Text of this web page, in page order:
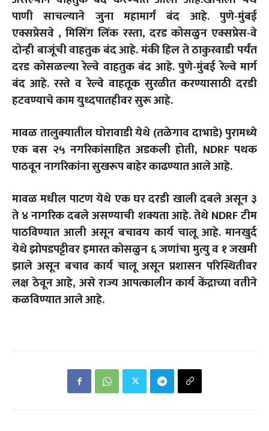
पाणी साचल्याने जुना महामार्ग बंद आहे. पुणे-मुंबई
एक्सप्रेसवे , मिसिंग लिंक रस्ता, दरड कोसळुन एक्सप्रेस-वे
दोन्ही बाजूंची वाहतुक बंद आहे. मंकी हिल ते ठाकुरवाडी पर्यंत
दरड कोसळल्या रेल्वे वाहतुक बंद आहे. पुणे-मुंबई रेल्वे मार्ग
बंद आहे. रस्ते व रेल्वे वाहतूक सुरळीत करण्यासाठी दरडी
हटवण्याचे काम युध्दपातहीवर सुरू आहे.
मावळ तालुक्यातील घोरावाडी येथे (तळेगाव दाभाडे) पुरामध्ये
एक बस २५ नगरिकांसाहित अडकली होती, NDRF पथक
पाठवून नागरिकांना सुखरूप बाहेर काढण्यात आले आहे.
मावळ मधील पाटण येथे एक घर दरडी खाली दबले असून ३
ते ४ नागरिक दबले असण्याची शक्यता आहे. तेथे NDRF टीम
पाठविण्यात आली असून बचावय कार्य चालू आहे. मानखुर्द
येथे झोपडपट्टीवर इमारत कोसळुन ६ जणांचा मुत्यु व १ जखमी
झाले असून बचाव कार्य चालू असून प्रशासन परिस्थितीवर
लक्ष ठेवून आहे, असे राज्य आपत्कालीन कार्य केंद्राच्या वतीने
कळविण्यात आले आहे.